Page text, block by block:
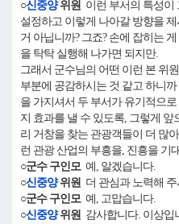
○신중양위원 이런 부서의 특성이
설정하고 이렇게 나아갈 방향을
거 아닙니까? 그죠? 손에 잡히는
을 탁탁 실행해 나가면 되지만.
그래서 군수님의 어떤 이런 본 위
부분에 공감하시는 것 같고 하니
을 가지셔서 두 부서가 유기적으
지 효과를 낼 수 있도록, 그렇게
리 거창을 찾는 관광객들이 더 많
런 관광 산업의 부흥을, 진흥을 기
○군수 구인모예, 알겠습니다.
○신중양위원 더 관심과 노력해
○군수 구인모예, 고맙습니다.
○신중양위원 감사합니다. 이상입